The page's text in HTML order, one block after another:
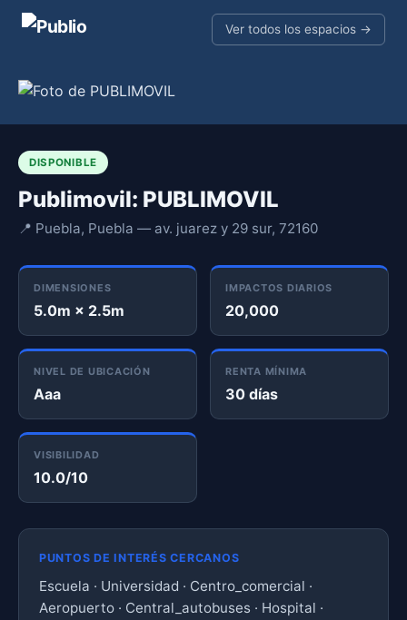
Ver todos los espacios →
DISPONIBLE
Publimovil: PUBLIMOVIL
📍 Puebla, Puebla — av. juarez y 29 sur, 72160
DIMENSIONES
5.0m × 2.5m
IMPACTOS DIARIOS
20,000
NIVEL DE UBICACIÓN
Aaa
RENTA MÍNIMA
30 días
VISIBILIDAD
10.0/10
PUNTOS DE INTERÉS CERCANOS
Escuela · Universidad · Centro_comercial ·
Aeropuerto · Central_autobuses · Hospital ·